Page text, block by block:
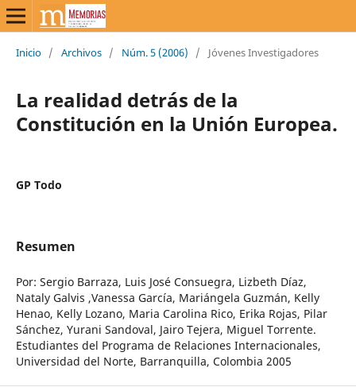
Inicio / Archivos / Núm. 5 (2006) / Jóvenes Investigadores
La realidad detrás de la
Constitución en la Unión Europea.
GP Todo
Resumen
Por: Sergio Barraza, Luis José Consuegra, Lizbeth Díaz,
Nataly Galvis ,Vanessa García, Mariángela Guzmán, Kelly
Henao, Kelly Lozano, Maria Carolina Rico, Erika Rojas, Pilar
Sánchez, Yurani Sandoval, Jairo Tejera, Miguel Torrente.
Estudiantes del Programa de Relaciones Internacionales,
Universidad del Norte, Barranquilla, Colombia 2005